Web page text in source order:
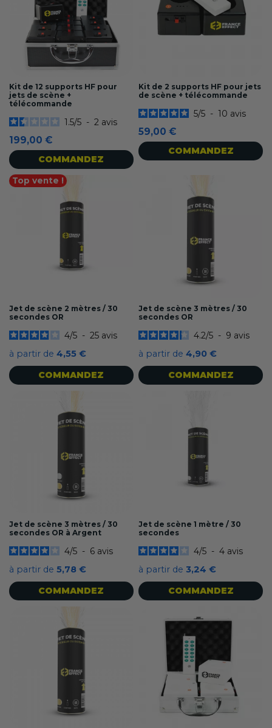
Kit de 12 supports HF pour
jets de scène +
télécommande
1.5/5 - 2 avis
199,00 €
COMMANDEZ
Kit de 2 supports HF pour jets
de scène + télécommande
5/5 - 10 avis
59,00 €
COMMANDEZ
Top vente !
Jet de scène 2 mètres / 30
secondes OR
4/5 - 25 avis
à partir de 4,55 €
COMMANDEZ
Jet de scène 3 mètres / 30
secondes OR
4.2/5 - 9 avis
à partir de4,90 €
COMMANDEZ
Jet de scène 3 mètres / 30
secondes OR à Argent
4/5 - 6 avis
à partir de 5,78 €
COMMANDEZ
Jet de scène 1 mètre / 30
secondes
4/5 - 4 avis
à partir de3,24 €
COMMANDEZ